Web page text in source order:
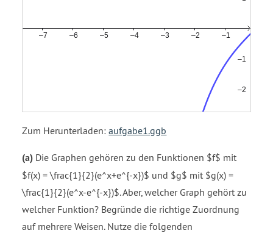
Zum Herunterladen: aufgabe1.ggb
(a) Die Graphen gehören zu den Funktionen $f$ mit
$f(x) = \frac{1}{2}(e^x+e^{-x})$ und $g$ mit $g(x) =
\frac{1}{2}(e^x-e^{-x})$. Aber, welcher Graph gehört zu
welcher Funktion? Begründe die richtige Zuordnung
auf mehrere Weisen. Nutze die folgenden